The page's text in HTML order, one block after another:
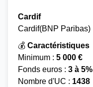
Cardif
Cardif(BNP Paribas)
💰 Caractéristiques
Minimum : 5 000 €
Fonds euros : 3 à 5%
Nombre d'UC : 1438